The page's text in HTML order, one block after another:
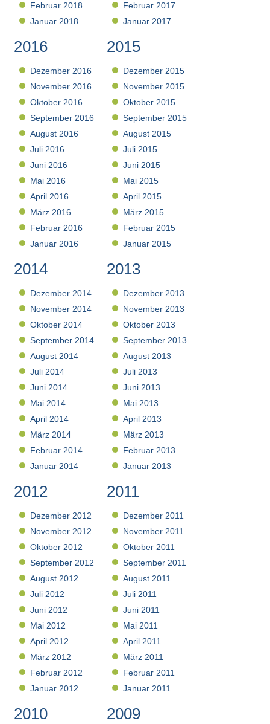
Februar 2018
Januar 2018
Februar 2017
Januar 2017
2016
Dezember 2016
November 2016
Oktober 2016
September 2016
August 2016
Juli 2016
Juni 2016
Mai 2016
April 2016
März 2016
Februar 2016
Januar 2016
2015
Dezember 2015
November 2015
Oktober 2015
September 2015
August 2015
Juli 2015
Juni 2015
Mai 2015
April 2015
März 2015
Februar 2015
Januar 2015
2014
Dezember 2014
November 2014
Oktober 2014
September 2014
August 2014
Juli 2014
Juni 2014
Mai 2014
April 2014
März 2014
Februar 2014
Januar 2014
2013
Dezember 2013
November 2013
Oktober 2013
September 2013
August 2013
Juli 2013
Juni 2013
Mai 2013
April 2013
März 2013
Februar 2013
Januar 2013
2012
Dezember 2012
November 2012
Oktober 2012
September 2012
August 2012
Juli 2012
Juni 2012
Mai 2012
April 2012
März 2012
Februar 2012
Januar 2012
2011
Dezember 2011
November 2011
Oktober 2011
September 2011
August 2011
Juli 2011
Juni 2011
Mai 2011
April 2011
März 2011
Februar 2011
Januar 2011
2010 2009